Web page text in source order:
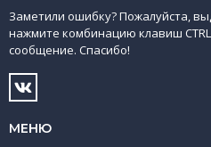
Заметили ошибку? Пожалуйста,
нажмите комбинацию клавиш
сообщение. Спасибо!
МЕНЮ